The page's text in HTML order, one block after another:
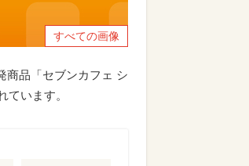
すべての画像
商品「セブンカフェ シ
ています。